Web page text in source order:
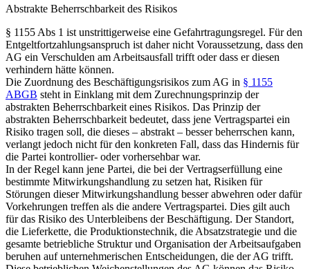
Abstrakte Beherrschbarkeit des Risikos
§ 1155 Abs 1 ist unstrittigerweise eine Gefahrtragungsregel. Für den
Entgeltfortzahlungsanspruch ist daher nicht Voraussetzung, dass den
AG ein Verschulden am Arbeitsausfall trifft oder dass er diesen
verhindern hätte können.
Die Zuordnung des Beschäftigungsrisikos zum AG in § 1155
ABGB steht in Einklang mit dem Zurechnungsprinzip der
abstrakten Beherrschbarkeit eines Risikos. Das Prinzip der
abstrakten Beherrschbarkeit bedeutet, dass jene Vertragspartei ein
Risiko tragen soll, die dieses – abstrakt – besser beherrschen kann,
verlangt jedoch nicht für den konkreten Fall, dass das Hindernis für
die Partei kontrollier- oder vorhersehbar war.
In der Regel kann jene Partei, die bei der Vertragserfüllung eine
bestimmte Mitwirkungshandlung zu setzen hat, Risiken für
Störungen dieser Mitwirkungshandlung besser abwehren oder dafür
Vorkehrungen treffen als die andere Vertragspartei. Dies gilt auch
für das Risiko des Unterbleibens der Beschäftigung. Der Standort,
die Lieferkette, die Produktionstechnik, die Absatzstrategie und die
gesamte betriebliche Struktur und Organisation der Arbeitsaufgaben
beruhen auf unternehmerischen Entscheidungen, die der AG trifft.